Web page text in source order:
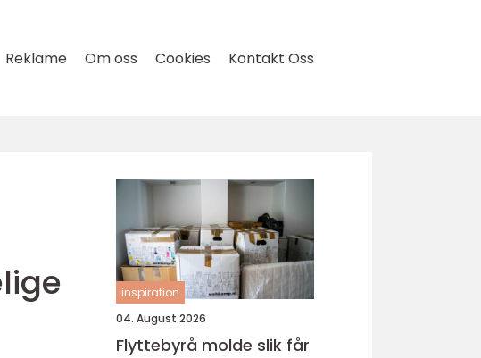
Reklame Om oss Cookies Kontakt Oss
inspiration
04. August 2026
Flyttebyrå molde slik får